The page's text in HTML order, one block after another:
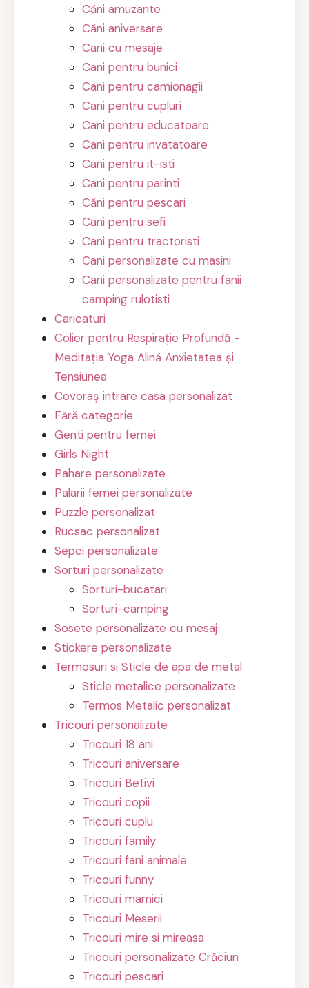
Căni amuzante
Căni aniversare
Cani cu mesaje
Cani pentru bunici
Cani pentru camionagii
Cani pentru cupluri
Cani pentru educatoare
Cani pentru invatatoare
Cani pentru it-isti
Cani pentru parinti
Căni pentru pescari
Cani pentru sefi
Cani pentru tractoristi
Cani personalizate cu masini
Cani personalizate pentru fanii
camping rulotisti
Caricaturi
Colier pentru Respirație Profundă -
Meditația Yoga Alină Anxietatea și
Tensiunea
Covoraș intrare casa personalizat
Fără categorie
Genti pentru femei
Girls Night
Pahare personalizate
Palarii femei personalizate
Puzzle personalizat
Rucsac personalizat
Sepci personalizate
Sorturi personalizate
Sorturi-bucatari
Sorturi-camping
Sosete personalizate cu mesaj
Stickere personalizate
Termosuri si Sticle de apa de metal
Sticle metalice personalizate
Termos Metalic personalizat
Tricouri personalizate
Tricouri 18 ani
Tricouri aniversare
Tricouri Betivi
Tricouri copii
Tricouri cuplu
Tricouri family
Tricouri fani animale
Tricouri funny
Tricouri mamici
Tricouri Meserii
Tricouri mire si mireasa
Tricouri personalizate Crăciun
Tricouri pescari